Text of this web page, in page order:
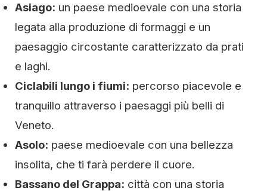
Asiago: un paese medioevale con una storia
legata alla produzione di formaggi e un
paesaggio circostante caratterizzato da prati
e laghi.
Ciclabili lungo i fiumi: percorso piacevole e
tranquillo attraverso i paesaggi più belli di
Veneto.
Asolo: paese medioevale con una bellezza
insolita, che ti farà perdere il cuore.
Bassano del Grappa: città con una storia